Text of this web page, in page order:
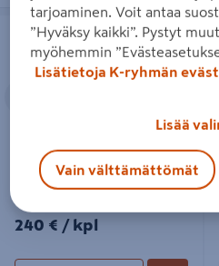
Vedonparantaja Turbowent 200mm
lattamalli
Vedonparantaja Turbowent
200mm lattamalli
240€/kpl
240 € / kpl
tarjoaminen. Voit antaa
”Hyväksy kaikki”. Pystyt
myöhemmin
Lisätietoja K-ryhmän
Lisää
Vain välttämättömät